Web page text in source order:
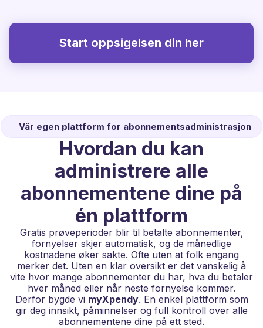
Start oppsigelsen din her
Vår egen plattform for abonnementsadministrasjon
Hvordan du kan
administrere alle
abonnementene dine på
én plattform
Gratis prøveperioder blir til betalte abonnementer,
fornyelser skjer automatisk, og de månedlige
kostnadene øker sakte. Ofte uten at folk engang
merker det. Uten en klar oversikt er det vanskelig å
vite hvor mange abonnementer du har, hva du betaler
hver måned eller når neste fornyelse kommer.
Derfor bygde vi myXpendy. En enkel plattform som
gir deg innsikt, påminnelser og full kontroll over alle
abonnementene dine på ett sted.